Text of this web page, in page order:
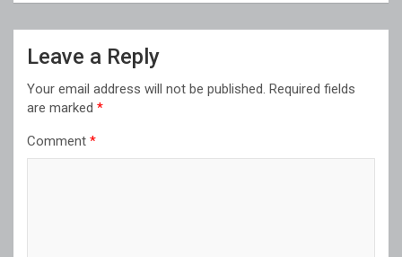
Leave a Reply
Your email address will not be published. Required fields
are marked *
Comment *